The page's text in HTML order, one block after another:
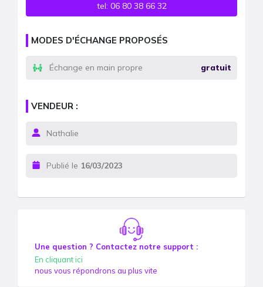
tel: 06 80 38 66 32
MODES D'ÉCHANGE PROPOSÉS
Échange en main propre gratuit
VENDEUR :
Nathalie
Publié le 16/03/2023
Une question ? Contactez notre support :
En cliquant ici
nous vous répondrons au plus vite